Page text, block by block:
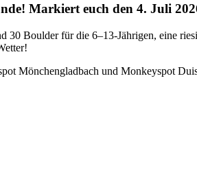
Markiert euch den 4. Juli
30 Boulder für die 6–13-Jährigen, eine
Mönchengladbach und Monkeyspot